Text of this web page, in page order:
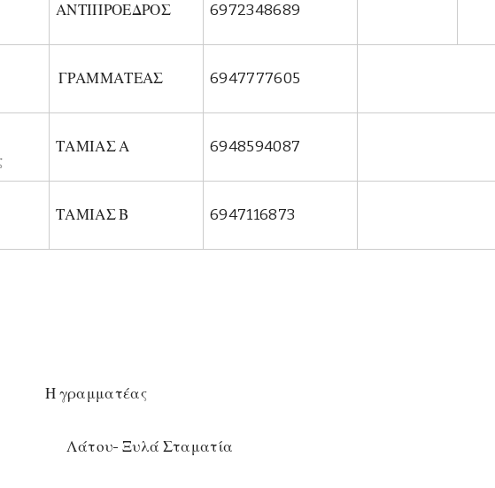
ΑΝΤΙΠΡΟΕΔΡΟΣ 6972348689
ΓΡΑΜΜΑΤΕΑΣ 6947777605
ΤΑΜΙΑΣ Α 6948594087
ΤΑΜΙΑΣ Β 6947116873
Ξυλά Σταματία